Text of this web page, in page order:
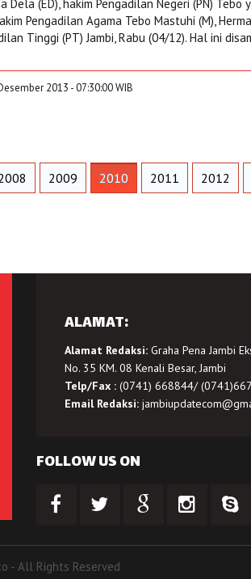
Dela (ED), hakim Pengadilan Negeri (PN)
Pengadilan Agama Tebo Mastuhi (M),
Tinggi (PT) Jambi, Rabu (04/12). Hal ini
2013 - 07:30:00 WIB
2009 2010 2011 2012
ALAMAT:
Alamat Redaksi:Graha Pena Jambi
No. 35 KM. 08 Kenali Besar, Jambi
Telp/Fax :(0741) 668844/
Email Redaksi:
FOLLOW US ON
- All Rights Reserved